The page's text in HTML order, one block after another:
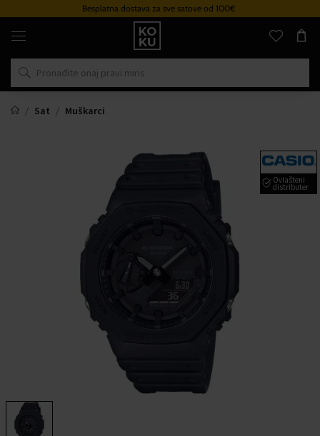
Besplatna dostava za sve satove od 100€
Originalni
parfemi
satovi
na
mjestu
Sat
Muškarci
Ovlašteni
distributer